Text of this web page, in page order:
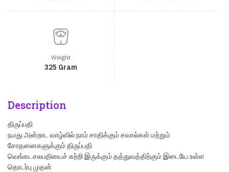
Weight
325 Gram
Description
திருப்பதி
நமது அன்றாட வாழ்வில் நாம் சாதிக்கும் சவால்கள் மற்றும்
சோதனைகளுக்கும் திருப்பதி
வெங்கடசலபதியைச் சுற்றி இருக்கும் தத்துவத்திற்கும் இடையே உள்ள
தொடர்பு முதன்